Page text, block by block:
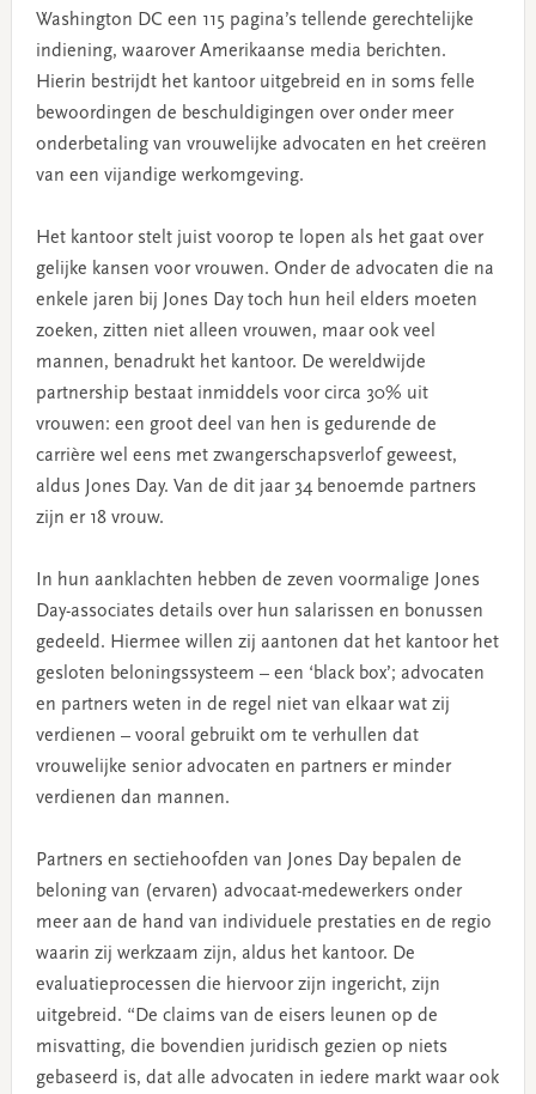
Washington DC een 115 pagina’s tellende gerechtelijke
indiening, waarover Amerikaanse media berichten.
Hierin bestrijdt het kantoor uitgebreid en in soms felle
bewoordingen de beschuldigingen over onder meer
onderbetaling van vrouwelijke advocaten en het creëren
van een vijandige werkomgeving.
Het kantoor stelt juist voorop te lopen als het gaat over
gelijke kansen voor vrouwen. Onder de advocaten die na
enkele jaren bij Jones Day toch hun heil elders moeten
zoeken, zitten niet alleen vrouwen, maar ook veel
mannen, benadrukt het kantoor. De wereldwijde
partnership bestaat inmiddels voor circa 30% uit
vrouwen: een groot deel van hen is gedurende de
carrière wel eens met zwangerschapsverlof geweest,
aldus Jones Day. Van de dit jaar 34 benoemde partners
zijn er 18 vrouw.
In hun aanklachten hebben de zeven voormalige Jones
Day-associates details over hun salarissen en bonussen
gedeeld. Hiermee willen zij aantonen dat het kantoor het
gesloten beloningssysteem – een ‘black box’; advocaten
en partners weten in de regel niet van elkaar wat zij
verdienen – vooral gebruikt om te verhullen dat
vrouwelijke senior advocaten en partners er minder
verdienen dan mannen.
Partners en sectiehoofden van Jones Day bepalen de
beloning van (ervaren) advocaat-medewerkers onder
meer aan de hand van individuele prestaties en de regio
waarin zij werkzaam zijn, aldus het kantoor. De
evaluatieprocessen die hiervoor zijn ingericht, zijn
uitgebreid. “De claims van de eisers leunen op de
misvatting, die bovendien juridisch gezien op niets
gebaseerd is, dat alle advocaten in iedere markt waar ook